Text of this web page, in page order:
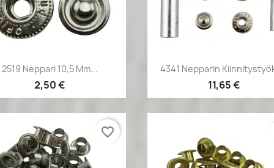
Pikakatselu
2519 Neppari 10,5 Mm...
2,50 €
Pikakatselu
4341 Nepparin
11,65 €
favorite_border